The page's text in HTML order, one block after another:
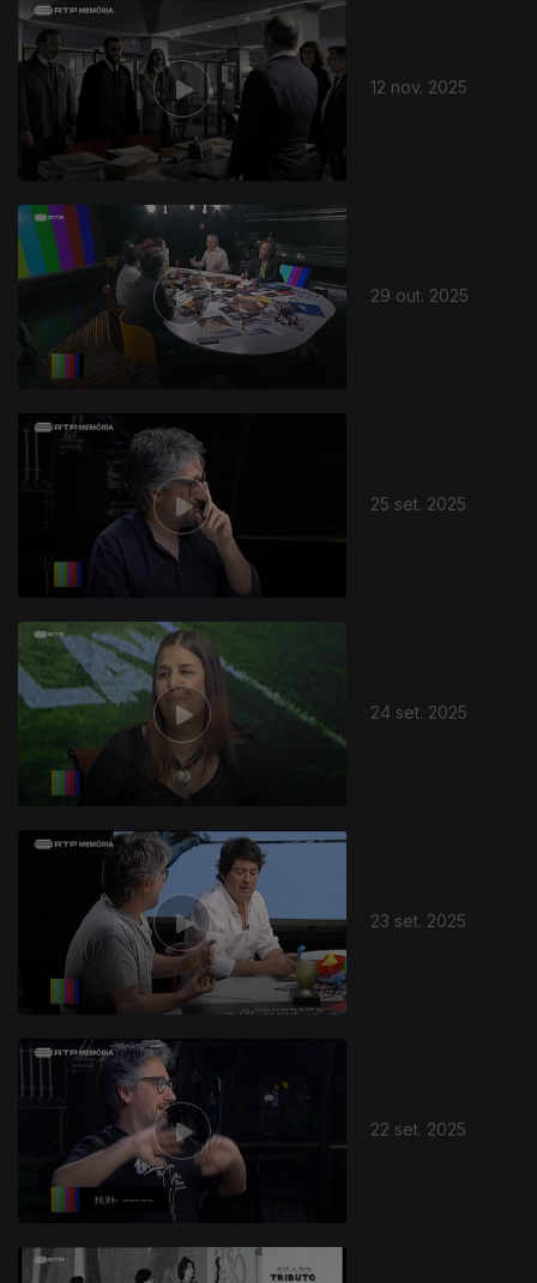
12 nov. 2025
29 out. 2025
25 set. 2025
24 set. 2025
23 set. 2025
22 set. 2025
877000